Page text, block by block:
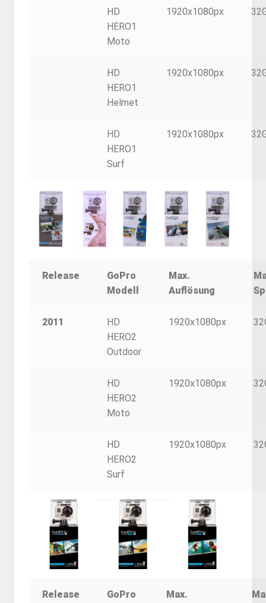
HD
HERO1
Moto
1920x1080px
HD
HERO1
Helmet
1920x1080px
HD
HERO1
Surf
1920x1080px
Release
GoPro
Modell
Max.
Auflösung
2011
HD
HERO2
Outdoor
1920x1080px
HD
HERO2
Moto
1920x1080px
HD
HERO2
Surf
1920x1080px
Release
GoPro
Max.